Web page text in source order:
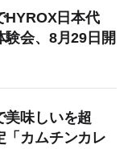
HYROX日本代
会、8月29日開
美味しいを超
「カムチンカレ